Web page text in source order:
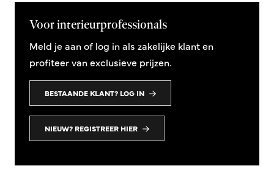
Voor interieurprofessionals
Meld je aan of log in als zakelijke klant en
profiteer van exclusieve prijzen.
BESTAANDE KLANT? LOG IN
NIEUW? REGISTREER HIER